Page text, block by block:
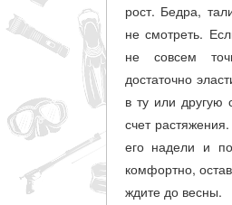
рост. Бедра,
не смотреть.
не совсем
достаточно
в ту или другую
счет
его надели и
комфортно,
ждите до весны.